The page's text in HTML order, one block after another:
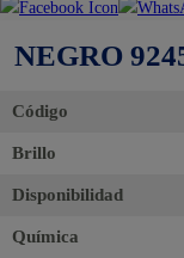
NEGRO
Código
Brillo
Disponibilidad
Química